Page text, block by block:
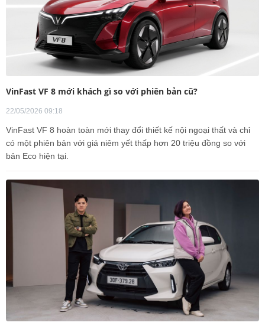
VinFast VF 8 mới khách gì so với phiên bản cũ?
22/05/2026 09:18
VinFast VF 8 hoàn toàn mới thay đổi thiết kế nội ngoại thất và chỉ
có một phiên bản với giá niêm yết thấp hơn 20 triệu đồng so với
bản Eco hiện tại.